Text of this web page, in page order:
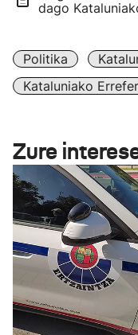
dago
Politika
Kataluniako
Zure